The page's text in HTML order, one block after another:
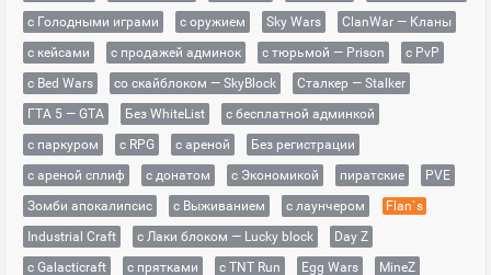
с Голодными играми
с оружием Sky Wars
ClanWar — Кланы
с кейсами
с продажей админок с тюрьмой — Prison
с PvP
с Bed Wars
со скайблоком — SkyBlock
Сталкер — Stalker
ГТА 5 — GTA
Без WhiteList
с бесплатной админкой
с паркуром
с RPG с ареной
Без регистрации
с ареной сплиф
с донатом с Экономикой пиратские
PVE
Зомби апокалипсис
с Выживанием с лаунчером
Flan`s
Industrial Craft
с Лаки блоком — Lucky block
Day Z
с Galacticraft
с прятками с TNT Run Egg Wars
MineZ